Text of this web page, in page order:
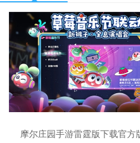
摩尔庄园手游雷霆版下载官